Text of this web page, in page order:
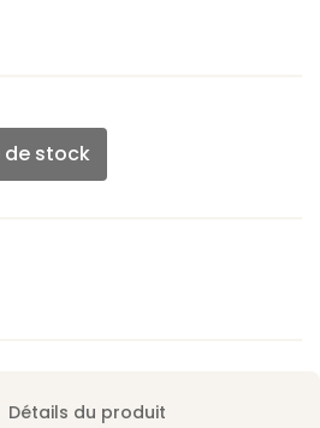
de stock
Détails du produit